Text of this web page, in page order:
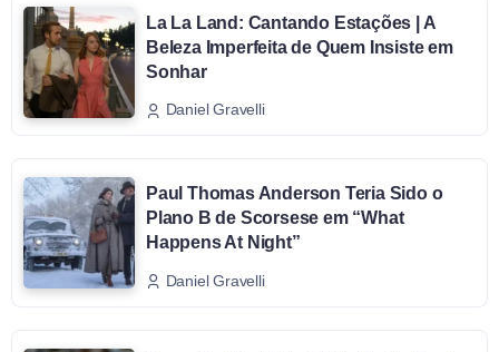
La La Land: Cantando Estações | A
Beleza Imperfeita de Quem Insiste em
Sonhar
Daniel Gravelli
Paul Thomas Anderson Teria Sido o
Plano B de Scorsese em “What
Happens At Night”
Daniel Gravelli